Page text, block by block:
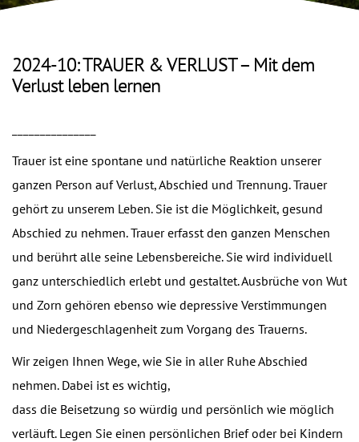
2024-10: TRAUER & VERLUST – Mit dem
Verlust leben lernen
Trauer ist eine spontane und natürliche Reaktion unserer
ganzen Person auf Verlust, Abschied und Trennung. Trauer
gehört zu unserem Leben. Sie ist die Möglichkeit, gesund
Abschied zu nehmen. Trauer erfasst den ganzen Menschen
und berührt alle seine Lebensbereiche. Sie wird individuell
ganz unterschiedlich erlebt und gestaltet. Ausbrüche von Wut
und Zorn gehören ebenso wie depressive Verstimmungen
und Niedergeschlagenheit zum Vorgang des Trauerns.
Wir zeigen Ihnen Wege, wie Sie in aller Ruhe Abschied
nehmen. Dabei ist es wichtig,
dass die Beisetzung so würdig und persönlich wie möglich
verläuft. Legen Sie einen persönlichen Brief oder bei Kindern